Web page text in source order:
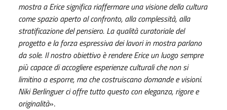
mostra a Erice significa riaffermare una visione della cultura
come spazio aperto al confronto, alla complessità, alla
stratificazione del pensiero. La qualità curatoriale del
progetto e la forza espressiva dei lavori in mostra parlano
da sole. Il nostro obiettivo è rendere Erice un luogo sempre
più capace di accogliere esperienze culturali che non si
limitino a esporre, ma che costruiscano domande e visioni.
Niki Berlinguer ci offre tutto questo con eleganza, rigore e
originalità».